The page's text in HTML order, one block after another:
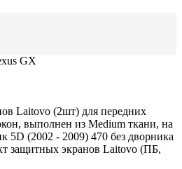
Laitovo (2шт) для передних
выполнен из Medium ткани, на
5D (2002 - 2009) 470 без дворника
защитных экранов Laitovo (ПБ,